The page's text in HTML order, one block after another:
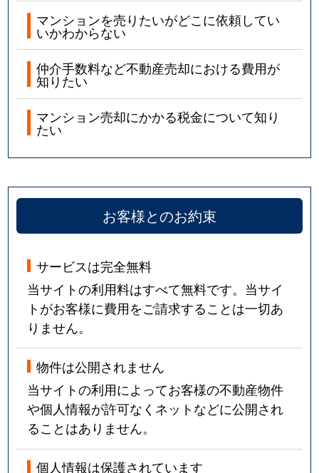
マンションを売りたいがどこに依頼してい
いかわからない
仲介手数料など不動産売却における費用が
知りたい
マンション売却にかかる税金について知り
たい
お客様とのお約束
サービスは完全無料
当サイトの利用料はすべて無料です。当サイ
トがお客様に費用をご請求することは一切あ
りません。
物件は公開されません
当サイトの利用によってお客様の不動産物件
や個人情報が許可なくネットなどに公開され
ることはありません。
個人情報は保護されています